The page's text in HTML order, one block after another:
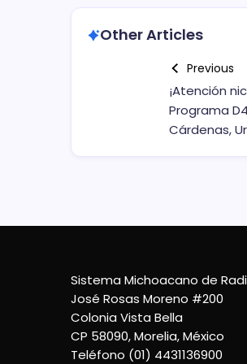
Other Articles
Previous
¡Atención
Programa
Cárdenas,
Sistema Michoacano de
José Rosas Moreno #200
Colonia Vista Bella
CP 58090, Morelia, México
Teléfono (01) 4431136900